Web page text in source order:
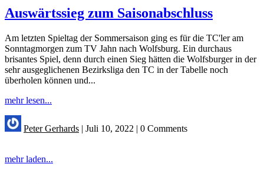
Auswärtssieg zum Saisonabschluss
Am letzten Spieltag der Sommersaison ging es für die TC'ler am
Sonntagmorgen zum TV Jahn nach Wolfsburg. Ein durchaus
brisantes Spiel, denn durch einen Sieg hätten die Wolfsburger in der
sehr ausgeglichenen Bezirksliga den TC in der Tabelle noch
überholen können und...
mehr lesen...
Peter Gerhards | Juli 10, 2022 | 0 Comments
mehr laden...